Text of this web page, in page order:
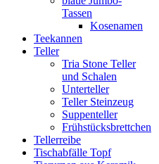
Tassen
Kosenamen
Teekannen
Teller
Tria Stone Teller
und Schalen
Unterteller
Teller Steinzeug
Suppenteller
Frühstücksbrettchen
Tellerreibe
Tischabfälle Topf